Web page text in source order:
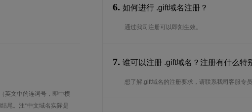
英文中的连词号，即中横
尾。注*中文域名实际是
6. 如何进行 .gift域名注册？
通过我司注册可以即刻生效。
7. 谁可以注册 .gift域名？注册有什么特
想了解.gift域名的注册要求，请联系我司客服专员